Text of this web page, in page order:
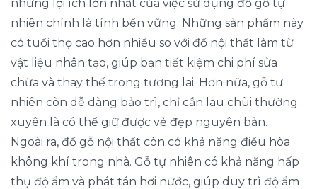
những lợi ích lớn nhất của việc sử dụng đồ gỗ tự
nhiên chính là tính bền vững. Những sản phẩm này
có tuổi thọ cao hơn nhiều so với đồ nội thất làm từ
vật liệu nhân tạo, giúp bạn tiết kiệm chi phí sửa
chữa và thay thế trong tương lai. Hơn nữa, gỗ tự
nhiên còn dễ dàng bảo trì, chỉ cần lau chùi thường
xuyên là có thể giữ được vẻ đẹp nguyên bản.
Ngoài ra, đồ gỗ nội thất còn có khả năng điều hòa
không khí trong nhà. Gỗ tự nhiên có khả năng hấp
thụ độ ẩm và phát tán hơi nước, giúp duy trì độ ẩm